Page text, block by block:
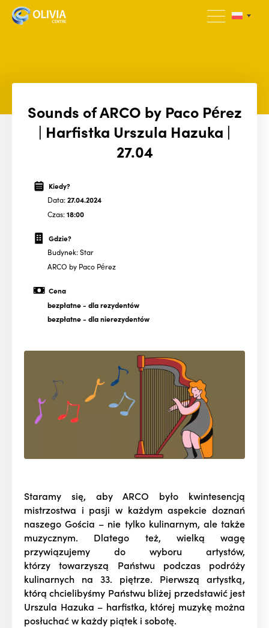
Sounds of ARCO by Paco Pérez
| Harfistka Urszula Hazuka |
27.04
Kiedy?
Data:27.04.2024
Czas:18:00
Gdzie?
Budynek: Star
ARCO by Paco Pérez
Cena
bezpłatne- dla rezydentów
bezpłatne- dla nierezydentów
Staramy się, aby ARCO było kwintesencją
mistrzostwa i pasji w każdym aspekcie doznań
naszego Gościa – nie tylko kulinarnym, ale także
muzycznym. Dlatego też, wielką wagę
przywiązujemy do wyboru artystów,
którzy towarzyszą Państwu podczas podróży
kulinarnych na 33. piętrze. Pierwszą artystką,
którą chcielibyśmy Państwu bliżej przedstawić jest
Urszula Hazuka – harfistka, której muzykę można
posłuchać w każdy piątek i sobotę.